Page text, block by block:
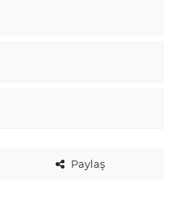
Paylaş